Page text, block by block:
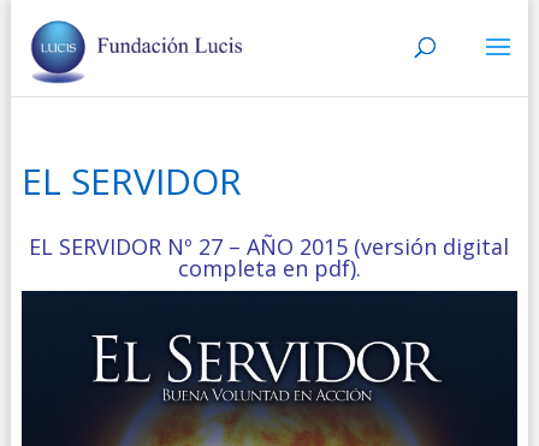
EL SERVIDOR
EL SERVIDOR Nº 27 – AÑO 2015 (versión digital
completa en pdf).